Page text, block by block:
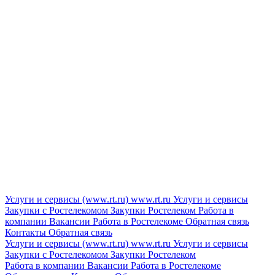
Услуги и сервисы (www.rt.ru) www.rt.ru Услуги и сервисы
Закупки с Ростелекомом Закупки Ростелеком Работа в
компании Вакансии Работа в Ростелекоме Обратная связь
Контакты Обратная связь
Услуги и сервисы (www.rt.ru) www.rt.ru Услуги и сервисы
Закупки с Ростелекомом Закупки Ростелеком
Работа в компании Вакансии Работа в Ростелекоме